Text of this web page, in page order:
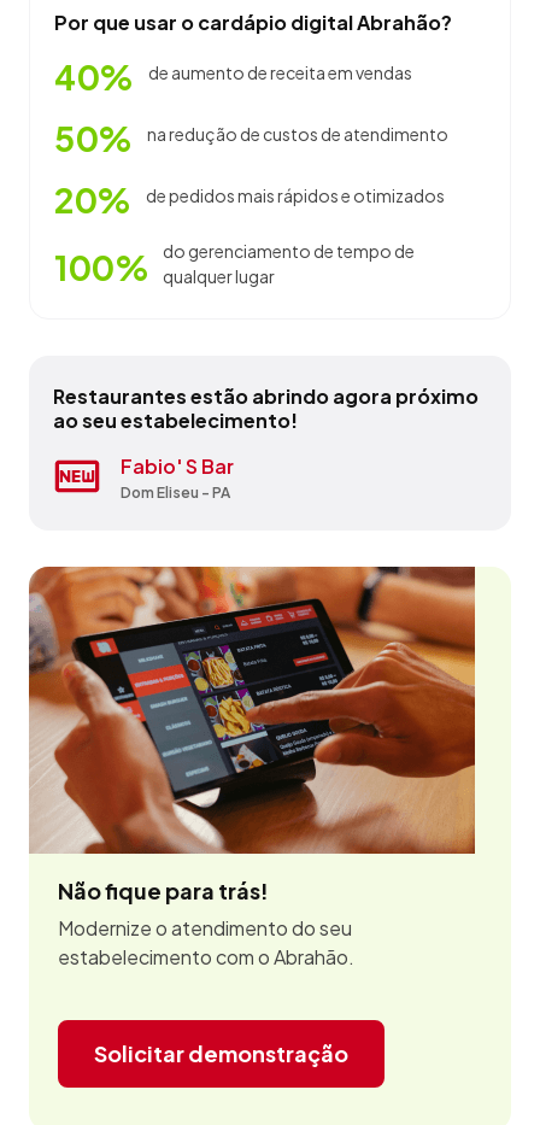
Por que usar o cardápio digital Abrahão?
40% de aumento de receita em vendas
50% na redução de custos de atendimento
20% de pedidos mais rápidos e otimizados
100%
do gerenciamento de tempo de
qualquer lugar
Restaurantes estão abrindo agora próximo
ao seu estabelecimento!
Explosão De Sabores
Óbidos - PA
Fabio' S Bar
Dom Eliseu - PA
Lanche Batuba
Itaituba - PA
Panificadora E Confeitaria Pao & Arte
Itaituba - PA
Pousada E Restaurante Curió
Óbidos - PA
Restaurante Delícias Do Mar
Salinópolis - PA
Restaurante E Hotel Mk Brocão
Nova Timboteua - PA
Restaurante Kitut
Marapanim - PA
Restaurante Q Legal
Óbidos - PA
Vitorias Bar
Marituba - PA
Não fique para trás!
Modernize o atendimento do seu
estabelecimento com o Abrahão.
Solicitar demonstração